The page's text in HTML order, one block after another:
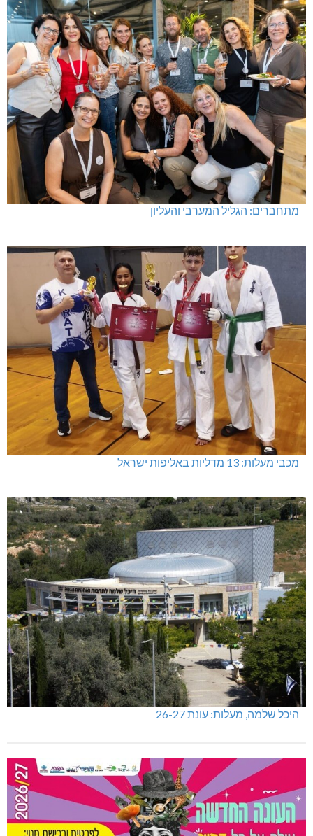
מתחברים: הגליל המערבי והעליון
מכבי מעלות: 13 מדליות באליפות ישראל
היכל שלמה, מעלות: עונת 26-27